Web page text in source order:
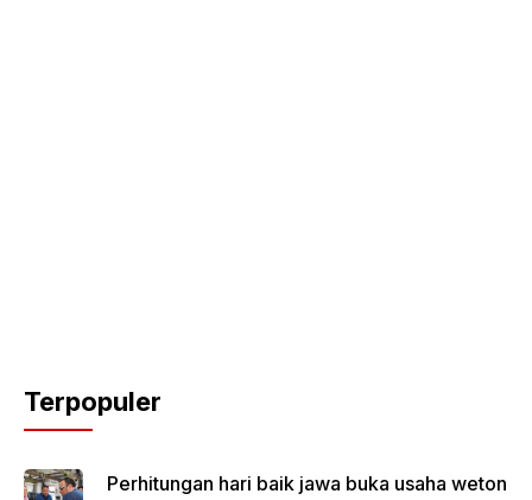
Terpopuler
Perhitungan hari baik jawa buka usaha weton